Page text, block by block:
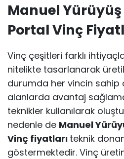
Manuel
Portal Vinç
Vinç çeşitleri farklı
nitelikte tasarlanarak
durumda her vincin sahip
alanlarda avantaj
teknikler kullanılarak
nedenle de Manuel
Vinç fiyatları teknik
göstermektedir. Vinç